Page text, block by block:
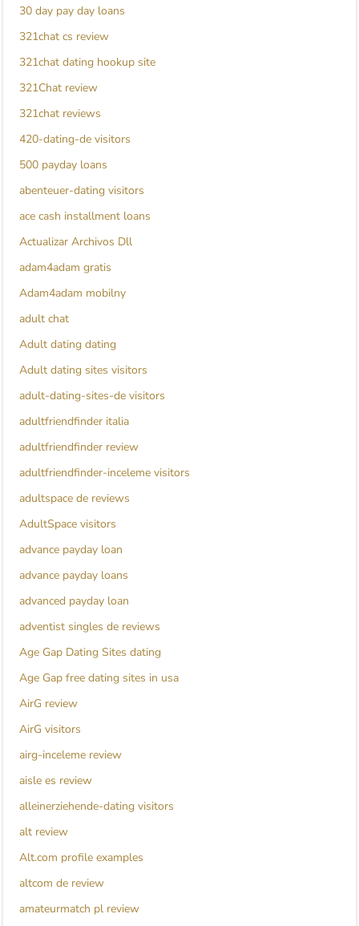
30 day pay day loans
321chat cs review
321chat dating hookup site
321Chat review
321chat reviews
420-dating-de visitors
500 payday loans
abenteuer-dating visitors
ace cash installment loans
Actualizar Archivos Dll
adam4adam gratis
Adam4adam mobilny
adult chat
Adult dating dating
Adult dating sites visitors
adult-dating-sites-de visitors
adultfriendfinder italia
adultfriendfinder review
adultfriendfinder-inceleme visitors
adultspace de reviews
AdultSpace visitors
advance payday loan
advance payday loans
advanced payday loan
adventist singles de reviews
Age Gap Dating Sites dating
Age Gap free dating sites in usa
AirG review
AirG visitors
airg-inceleme review
aisle es review
alleinerziehende-dating visitors
alt review
Alt.com profile examples
altcom de review
amateurmatch pl review